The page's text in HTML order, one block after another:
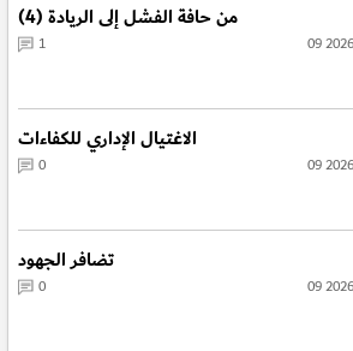
من حافة الفشل إلى الريادة (4)
1
الاغتيال الإداري للكفاءات
0
تضافر الجهود
0